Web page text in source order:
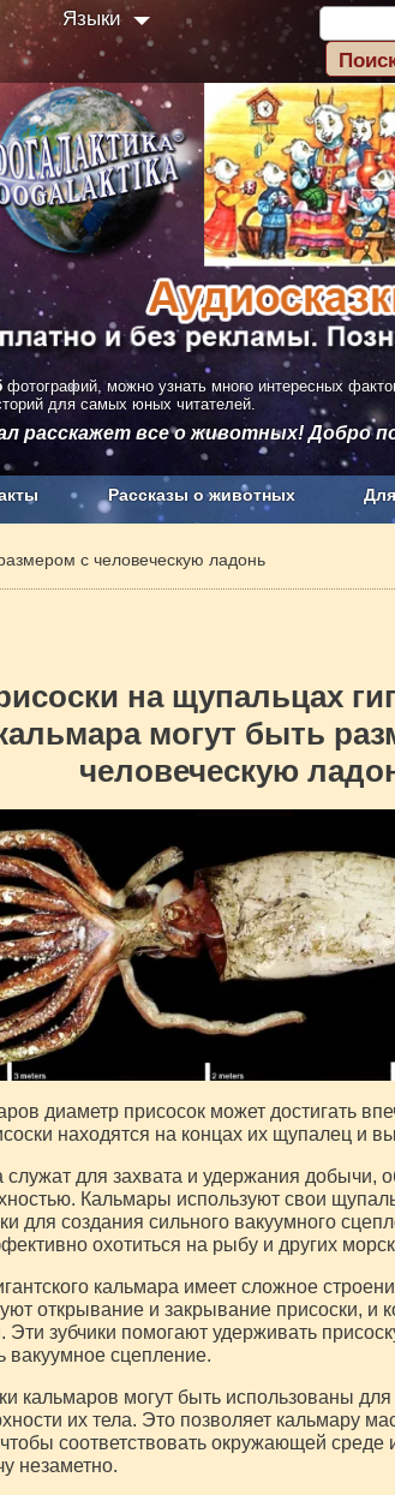
Языки
фотографий, можно узнать много интересных
для самых юных читателей.
расскажет все о животных! Добро
Рассказы о животных
с человеческую ладонь
на щупальцах
могут быть
человеческую
диаметр присосок может достигать
находятся на концах их щупалец и
служат для захвата и удержания добычи,
Кальмары используют свои
для создания сильного вакуумного
охотиться на рыбу и других
кальмара имеет сложное
открывание и закрывание присоски, и
Эти зубчики помогают удерживать
вакуумное сцепление.
кальмаров могут быть использованы
их тела. Это позволяет кальмару
чтобы соответствовать окружающей
незаметно.